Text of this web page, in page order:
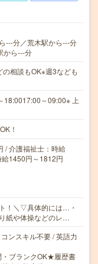
---分／荒木駅から---分
から---分
相談もOK※週3なども
18:0017:00～09:00※ 上
！
/ 介護福祉士：時給
1450円～1812円
！＼▽具体的には…・
紙や体操などのレ…
ンスキル不要 / 英語力
ブランクOK★履歴書